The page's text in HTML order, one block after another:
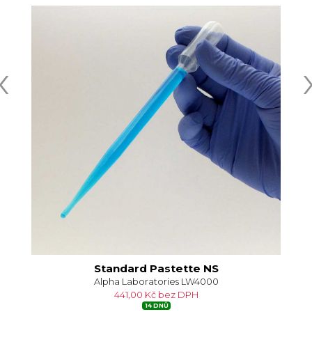
Standard Pastette NS
Alpha Laboratories LW4000
441,00 Kč bez DPH
14 DNŮ